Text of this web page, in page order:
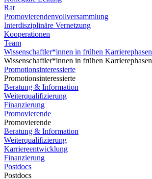
Rat
Promovierendenvollversammlung
Interdisziplinäre Vernetzung
Kooperationen
Team
Wissenschaftler*innen in frühen Karrierephasen
Wissenschaftler*innen in frühen Karrierephasen
Promotionsinteressierte
Promotionsinteressierte
Beratung & Information
Weiterqualifizierung
Finanzierung
Promovierende
Promovierende
Beratung & Information
Weiterqualifizierung
Karriereentwicklung
Finanzierung
Postdocs
Postdocs